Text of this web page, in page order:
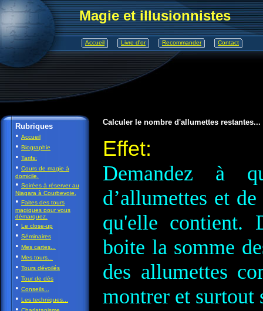
Magie et illusionnistes
Accueil Livre d'or Recommander Contact
Rubriques
• Accueil
• Biographie
• Tarifs:
• Cours de magie à
domicile.
• Soirées à réserver au
Niagara à Courbevoie.
• Faites des tours
magiques pour vous
démarquez.
• Le close-up
• Séminaires
• Mes cartes...
• Mes tours...
• Tours dévoilés
• Tour de dés
• Conseils...
• Les techniques...
•
Calculer le nombre d'allumettes restantes...
Effet:
Demandez à
d’allumettes et
qu'elle contient.
boite la somme
des allumettes
montrer et surtout